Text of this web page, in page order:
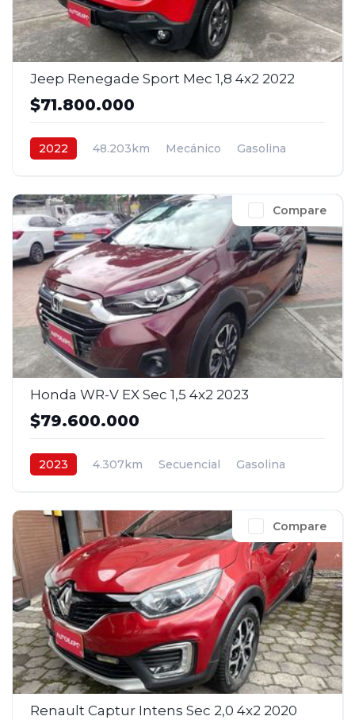
Jeep Renegade Sport Mec 1,8 4x2 2022
$71.800.000
2022 48.203km Mecánico
Gasolina
Compare
Honda WR-V EX Sec 1,5 4x2 2023
$79.600.000
2023 4.307km Secuencial
Gasolina
Compare
Renault Captur Intens Sec 2,0 4x2 2020